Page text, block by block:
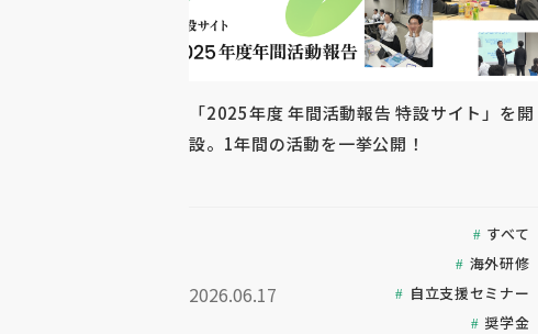
「2025年度 年間活動報告 特設サイト」を開
設。1年間の活動を一挙公開！
2026.06.17
すべて
海外研修
自立支援セミナー
奨学金